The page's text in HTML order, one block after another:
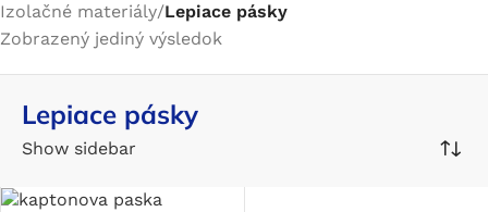
Izolačné materiály/Lepiace pásky
Zobrazený jediný výsledok
Lepiace pásky
Show sidebar